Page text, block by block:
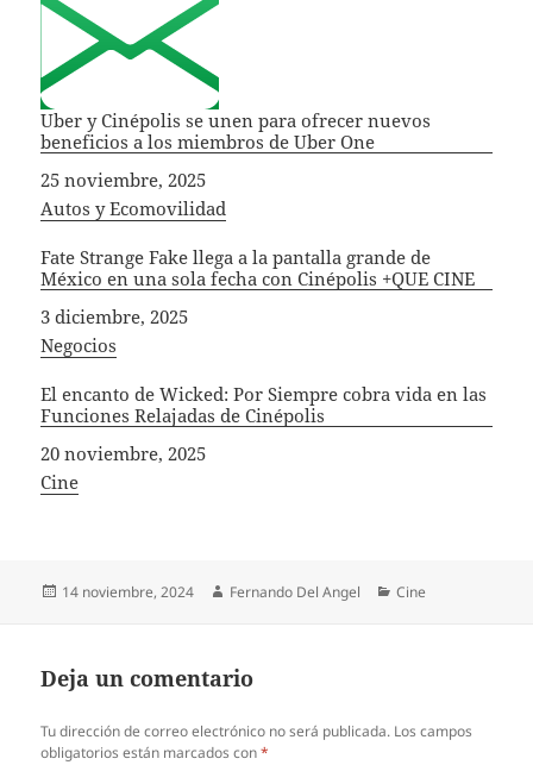
Uber y Cinépolis se unen para ofrecer nuevos
beneficios a los miembros de Uber One
Fecha
25 noviembre, 2025
In relation to
Autos y Ecomovilidad
Fate Strange Fake llega a la pantalla grande de
México en una sola fecha con Cinépolis +QUE CINE
Fecha
3 diciembre, 2025
In relation to
Negocios
El encanto de Wicked: Por Siempre cobra vida en las
Funciones Relajadas de Cinépolis
Fecha
20 noviembre, 2025
In relation to
Cine
Publicado
14 noviembre, 2024 Autor
Fernando Del Angel Categorías
Cine
Deja un comentario
Tu dirección de correo electrónico no será publicada. Los campos
obligatorios están marcados con*